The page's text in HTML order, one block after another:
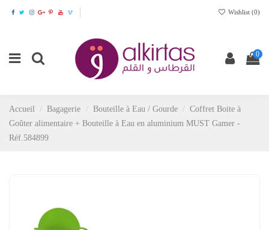
Wishlist (0)
0
Accueil Bagagerie Bouteille à Eau / Gourde
Coffret Boite à
Goûter alimentaire + Bouteille à Eau en aluminium MUST Gamer -
Réf.584899